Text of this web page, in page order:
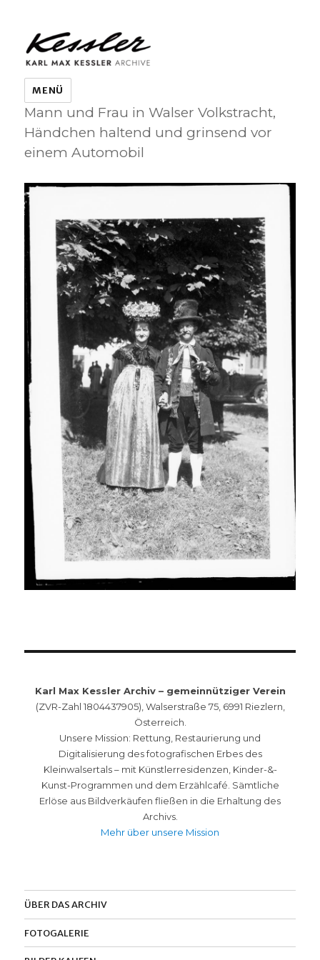
KARL MAX KESSLER ARCHIVE
MENÜ
Mann und Frau in Walser Volkstracht,
Händchen haltend und grinsend vor
einem Automobil
Karl Max Kessler Archiv – gemeinnütziger Verein
(ZVR-Zahl 1804437905), Walserstraße 75, 6991 Riezlern,
Österreich.
Unsere Mission: Rettung, Restaurierung und
Digitalisierung des fotografischen Erbes des
Kleinwalsertals – mit Künstlerresidenzen, Kinder-&-
Kunst-Programmen und dem Erzählcafé. Sämtliche
Erlöse aus Bildverkäufen fließen in die Erhaltung des
Archivs.
Mehr über unsere Mission
ÜBER DAS ARCHIV
FOTOGALERIE